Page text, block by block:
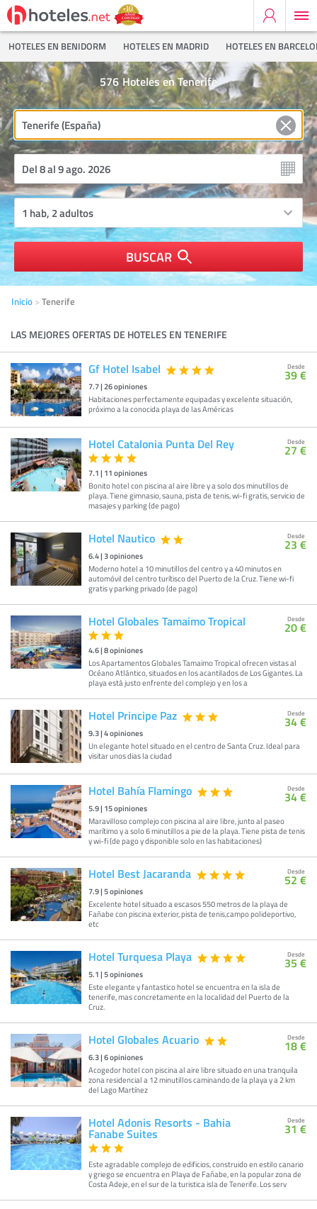
HOTELES EN BENIDORM HOTELES EN MADRID HOTELES EN
Hoteles en Tenerife
576
BUSCAR
Inicio Tenerife
LAS MEJORES OFERTAS DE HOTELES EN TENERIFE
Gf Hotel Isabel
7.7|26opiniones
Habitaciones perfectamente equipadas y excelente situación,
próximo a la conocida playa de las Américas
Desde
39 €
Hotel Catalonia Punta Del Rey
7.1| 11opiniones
Bonito hotel con piscina al aire libre y a solo dos minutillos de
playa. Tiene gimnasio, sauna, pista de tenis, wi-fi gratis, servicio de
masajes y parking (de pago)
Desde
27 €
Hotel Nautico
6.4|3opiniones
Moderno hotel a 10 minutillos del centro y a 40 minutos en
automóvil del centro turítisco del Puerto de la Cruz. Tiene wi-fi
gratis y parking privado (de pago)
Desde
23 €
Hotel Globales Tamaimo Tropical
4.6|8opiniones
Los Apartamentos Globales Tamaimo Tropical ofrecen vistas al
Océano Atlántico, situados en los acantilados de Los Gigantes. La
playa está justo enfrente del complejo y en los a
Desde
20 €
Hotel Principe Paz
9.3|4opiniones
Un elegante hotel situado en el centro de Santa Cruz. Ideal para
visitar unos dias la ciudad
Desde
34 €
Hotel Bahía Flamingo
5.9| 15opiniones
Maravilloso complejo con piscina al aire libre, junto al paseo
marítimo y a solo 6 minutillos a pie de la playa. Tiene pista de tenis
y wi-fi (de pago y disponible solo en las habitaciones)
Desde
34 €
Hotel Best Jacaranda
7.9|5opiniones
Excelente hotel situado a escasos 550 metros de la playa de
Fañabe con piscina exterior, pista de tenis,campo polideportivo,
etc
Desde
52 €
Hotel Turquesa Playa
5.1|5opiniones
Este elegante y fantastico hotel se encuentra en la isla de
tenerife, mas concretamente en la localidad del Puerto de la
Cruz.
Desde
35 €
Hotel Globales Acuario
6.3|6opiniones
Acogedor hotel con piscina al aire libre situado en una tranquila
zona residencial a 12 minutillos caminando de la playa y a 2 km
del Lago Martínez
Desde
18 €
Hotel Adonis Resorts - Bahia
Fanabe Suites
Este agradable complejo de edificios, construido en estilo canario
y griego se encuentra en Playa de Fañabe, en la popular zona de
Costa Adeje, en el sur de la turistica isla de Tenerife. Los serv
Desde
31 €